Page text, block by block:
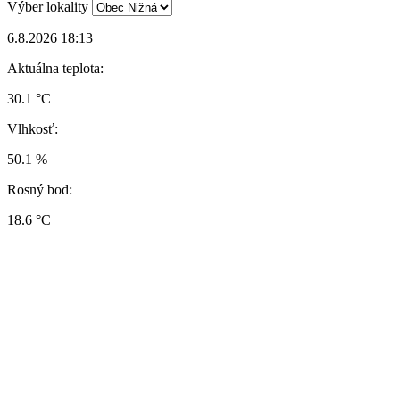
Výber lokality
6.8.2026 18:13
Aktuálna teplota:
30.1 °C
Vlhkosť:
50.1 %
Rosný bod:
18.6 °C